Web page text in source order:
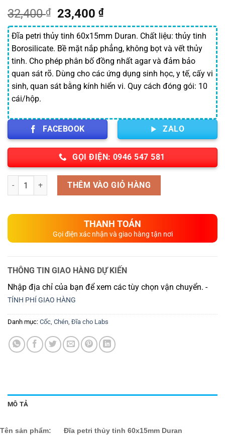
32,400₫
Giá
gốc
là:
32,400 ₫.
23,400₫Giá
hiện
tại
là:
23,400 ₫.
Đĩa petri thủy tinh 60x15mm Duran. Chất liệu: thủy tinh
Borosilicate. Bề mặt nắp phẳng, không bọt và vết thủy
tinh. Cho phép phân bố đồng nhất agar và đảm bảo
quan sát rõ. Dùng cho các ứng dụng sinh học, y tế, cấy vi
sinh, quan sát bằng kính hiển vi. Quy cách đóng gói: 10
cái/hộp.
FACEBOOK ZALO
GỌI ĐIỆN: 0946 547 581
Số lượng THÊM VÀO GIỎ HÀNG
THANH TOÁN
Gọi điện xác nhận và giao hàng tận nơi
THÔNG TIN GIAO HÀNG DỰ KIẾN
Nhập địa chỉ của bạn để xem các tùy chọn vận chuyển. -
TÍNH PHÍ GIAO HÀNG
Danh mục: Cốc, Chén, Đĩa cho Labs
MÔ TẢ
Tên sản phẩm: Đĩa petri thủy tinh 60x15mm Duran